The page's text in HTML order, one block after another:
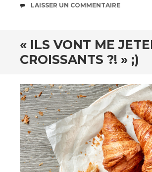
COMMENTAIRES
LAISSER UN COMMENTAIRE
« ILS VONT ME
CROISSANTS ?! » ;)